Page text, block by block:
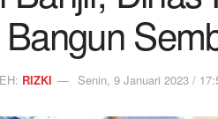
RIZKI Senin, 9 Januari 2023 /